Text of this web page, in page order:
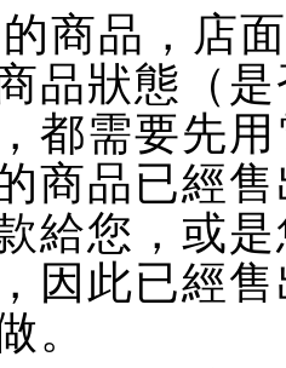
商品，店
品狀態（
都需要先
商品已經
給您，或
因此已經
。